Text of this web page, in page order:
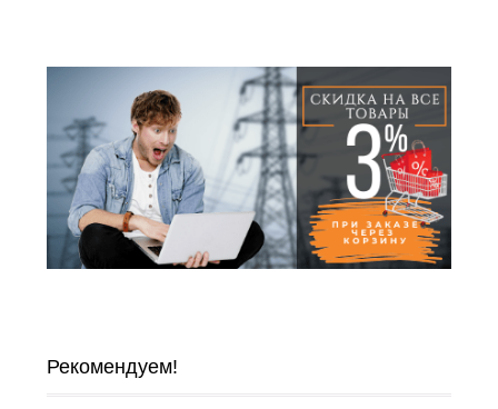
Рекомендуем!